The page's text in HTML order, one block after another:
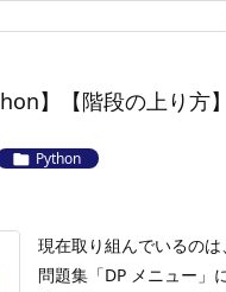
】【階段の上り方
 Python
現在取り組んでいるの
問題集「DP メニュー」